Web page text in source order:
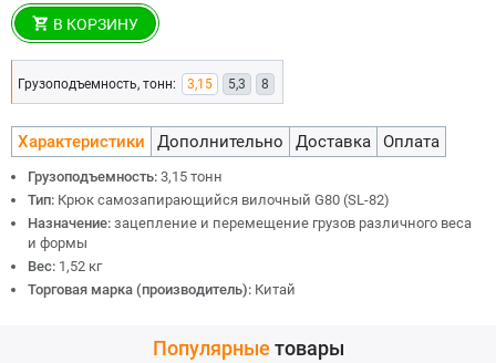
В КОРЗИНУ
Грузоподъемность, тонн: 3,15 5,3 8
Характеристики Дополнительно Доставка Оплата
Грузоподъемность: 3,15 тонн
Тип: Крюк самозапирающийся вилочный G80 (SL-82)
Назначение: зацепление и перемещение грузов различного веса
и формы
Вес: 1,52 кг
Торговая марка (производитель): Китай
Популярные товары